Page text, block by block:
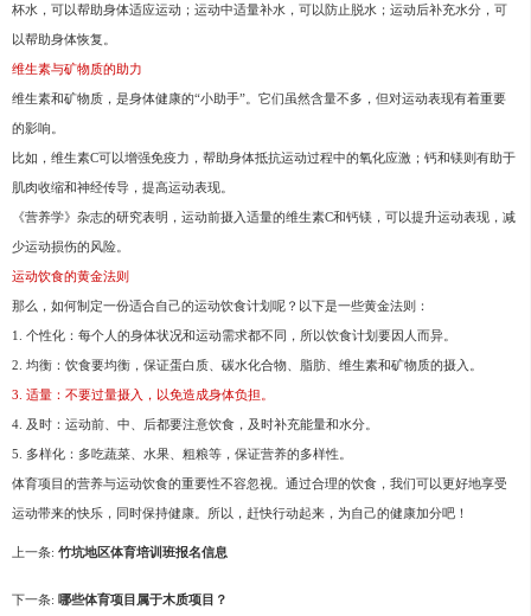
杯水，可以帮助身体适应运动；运动中适量补水，可以防止脱水；运动后补充水分，可
以帮助身体恢复。
维生素与矿物质的助力
维生素和矿物质，是身体健康的“小助手”。它们虽然含量不多，但对运动表现有着重要
的影响。
比如，维生素C可以增强免疫力，帮助身体抵抗运动过程中的氧化应激；钙和镁则有助于
肌肉收缩和神经传导，提高运动表现。
《营养学》杂志的研究表明，运动前摄入适量的维生素C和钙镁，可以提升运动表现，减
少运动损伤的风险。
运动饮食的黄金法则
那么，如何制定一份适合自己的运动饮食计划呢？以下是一些黄金法则：
1. 个性化：每个人的身体状况和运动需求都不同，所以饮食计划要因人而异。
2. 均衡：饮食要均衡，保证蛋白质、碳水化合物、脂肪、维生素和矿物质的摄入。
3. 适量：不要过量摄入，以免造成身体负担。
4. 及时：运动前、中、后都要注意饮食，及时补充能量和水分。
5. 多样化：多吃蔬菜、水果、粗粮等，保证营养的多样性。
体育项目的营养与运动饮食的重要性不容忽视。通过合理的饮食，我们可以更好地享受
运动带来的快乐，同时保持健康。所以，赶快行动起来，为自己的健康加分吧！
上一条: 竹坑地区体育培训班报名信息
下一条: 哪些体育项目属于木质项目？